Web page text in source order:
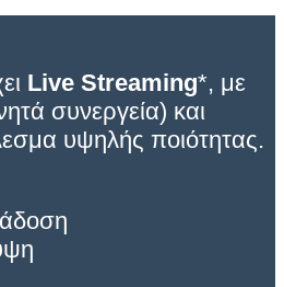
Live Streaming*, με
συνεργεία) και
υψηλής ποιότητας.